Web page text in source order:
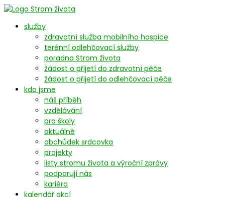
služby
zdravotní služba mobilního hospice
terénní odlehčovací služby
poradna Strom života
žádost o přijetí do zdravotní péče
žádost o přijetí do odlehčovací péče
kdo jsme
náš příběh
vzdělávání
pro školy
aktuálně
obchůdek srdcovka
projekty
listy stromu života a výroční zprávy
podporují nás
kariéra
kalendář akcí